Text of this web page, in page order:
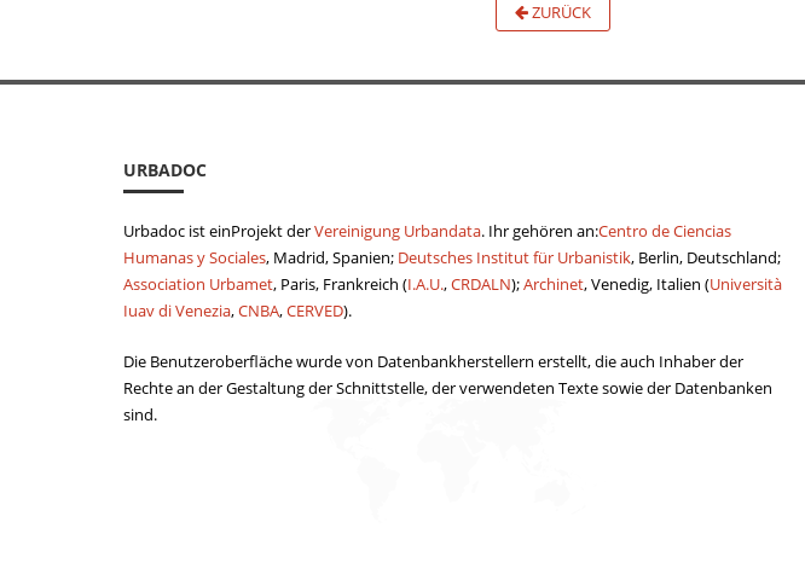
ZURÜCK
URBADOC
Urbadoc ist einProjekt derVereinigung Urbandata. Ihr gehören an:Centro de Ciencias
Humanas y Sociales, Madrid, Spanien; Deutsches Institut für Urbanistik, Berlin, Deutschland;
Association Urbamet, Paris, Frankreich (I.A.U.,CRDALN);Archinet, Venedig, Italien (Università
Iuav di Venezia,CNBA,CERVED).
Die Benutzeroberfläche wurde von Datenbankherstellern erstellt, die auch Inhaber der
Rechte an der Gestaltung der Schnittstelle, der verwendeten Texte sowie der Datenbanken
sind.